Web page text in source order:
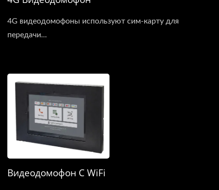
4G видеодомофоны используют сим-карту для
передачи...
Видеодомофон С WiFi